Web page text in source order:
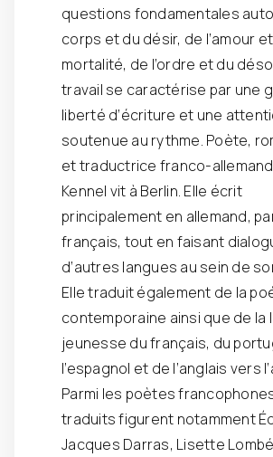
questions fondamentales
corps et du désir, de l’amour
mortalité, de l’ordre et du
travail se caractérise par une
liberté d’écriture et une
soutenue au rythme. Poète,
et traductrice franco-
Kennel vit à Berlin. Elle écrit
principalement en allemand,
français, tout en faisant
d’autres langues au sein de
Elle traduit également de la
contemporaine ainsi que de
jeunesse du français, du
l’espagnol et de l’anglais vers
Parmi les poètes
traduits figurent notamment
Jacques Darras, Lisette